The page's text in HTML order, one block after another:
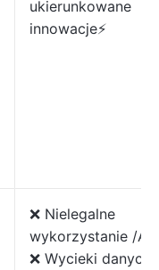
ukierunkowane
innowacje⚡️
❌ Nielegalne
wykorzystanie /AI
❌ Wycieki danych